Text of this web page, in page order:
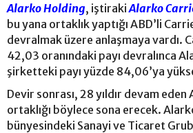
Alarko Holding, iştirakiAlarko
bu yana ortaklık yaptığı ABD’li
devralmak üzere anlaşmaya vardı.
42,03 oranındaki payı devralınca
şirketteki payı yüzde 84,06’ya
Devir sonrası, 28 yıldır devam eden
ortaklığı böylece sona erecek.
bünyesindeki Sanayi ve Ticaret